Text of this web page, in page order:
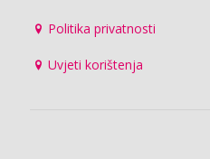
Politika privatnosti
Uvjeti korištenja